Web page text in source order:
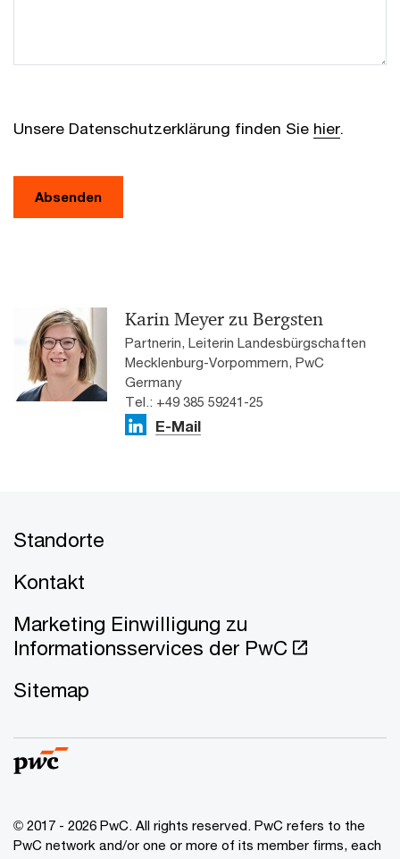
Unsere Datenschutzerklärung finden Sie hier.
Absenden
Karin Meyer zu Bergsten
Partnerin, Leiterin Landesbürgschaften
Mecklenburg-Vorpommern, PwC
Germany
Tel.: +49 385 59241-25
E-Mail
Standorte
Kontakt
Marketing Einwilligung zu
Informationsservices der PwC
Sitemap
© 2017 - 2026 PwC. All rights reserved. PwC refers to the
PwC network and/or one or more of its member firms, each